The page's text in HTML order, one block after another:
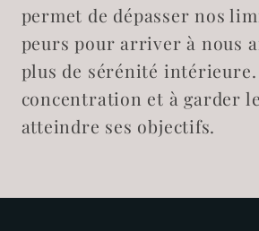
permet de dépasser nos
peurs pour arriver à nous
plus de sérénité intérieure.
concentration et à garder
atteindre ses objectifs.